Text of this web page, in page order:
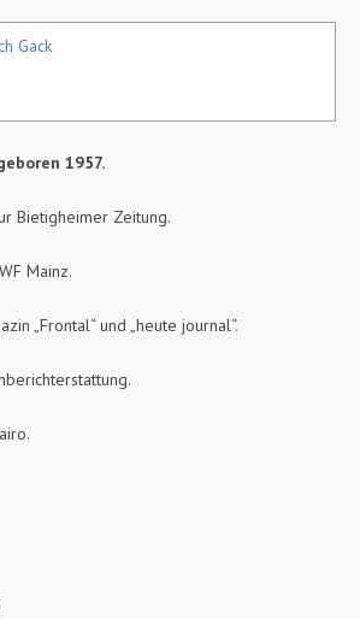
1957.
Bietigheimer Zeitung.
Mainz.
„Frontal“ und „heute journal“.